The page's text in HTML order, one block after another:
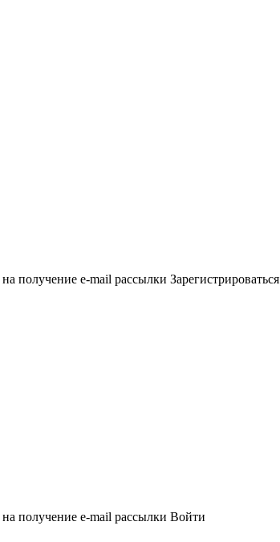
на получение e-mail рассылки Зарегистрироваться
на получение e-mail рассылки Войти